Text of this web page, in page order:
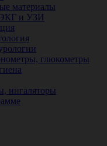
материалы
ЭКГ и УЗИ
глюкометры
ингаляторы